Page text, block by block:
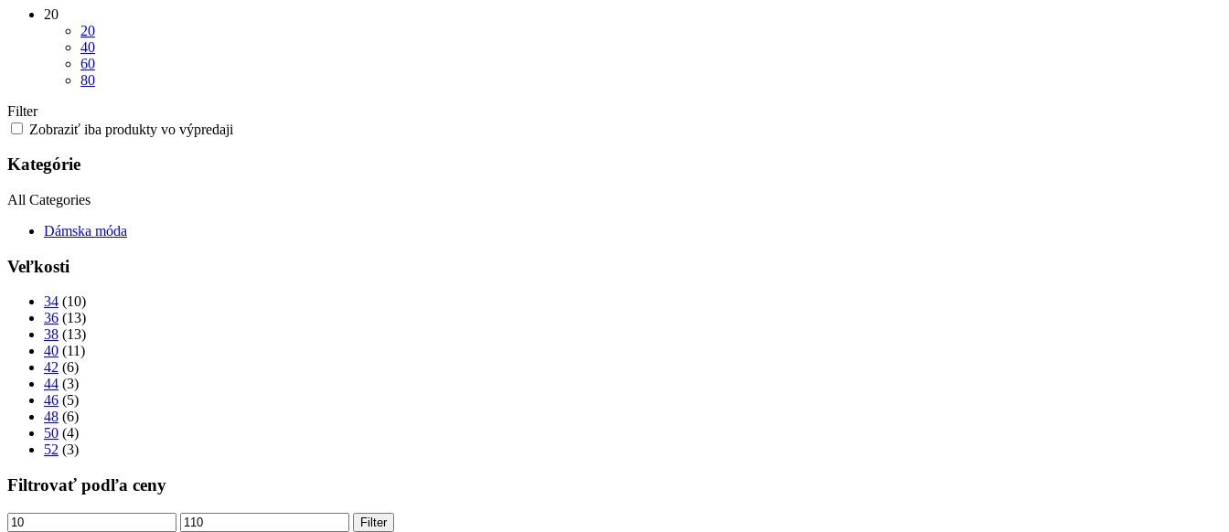
20
20
40
60
80
Filter
Zobraziť iba produkty vo výpredaji
Kategórie
All Categories
Dámska móda
Veľkosti
34 (10)
36 (13)
38 (13)
40 (11)
42 (6)
44 (3)
46 (5)
48 (6)
50 (4)
52 (3)
Filtrovať podľa ceny
Minimálna
Maximálna
Filter